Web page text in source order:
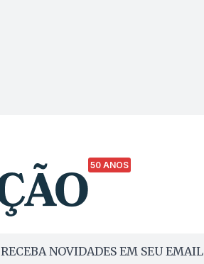
50 ANOS
RECEBA NOVIDADES EM SEU EMAIL